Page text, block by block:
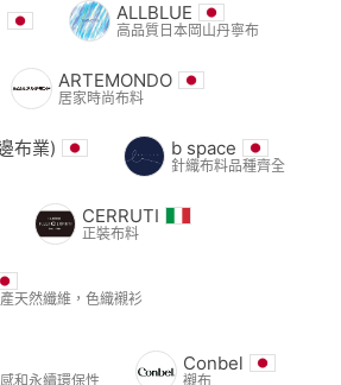
ALLBLUE
高品質日本岡山丹寧布
ARTEMONDO
居家時尚布料
布業) b space
針織布料品種齊全
CERRUTI
正裝布料
天然纖維，色織襯衫
和永續環保性
Conbel
襯布